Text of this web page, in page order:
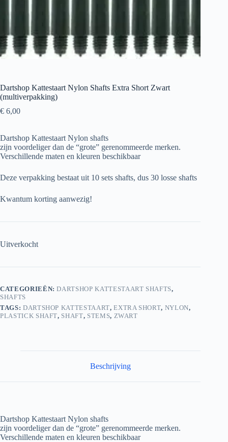
Dartshop Kattestaart Nylon Shafts Extra Short Zwart
(multiverpakking)
€ 6,00
Dartshop Kattestaart Nylon shafts
zijn voordeliger dan de “grote” gerenommeerde merken.
Verschillende maten en kleuren beschikbaar
Deze verpakking bestaat uit 10 sets shafts, dus 30 losse shafts
Kwantum korting aanwezig!
Uitverkocht
CATEGORIEËN:DARTSHOP KATTESTAART SHAFTS,
SHAFTS
TAGS: DARTSHOP KATTESTAART,EXTRA SHORT, NYLON,
PLASTICK SHAFT, SHAFT, STEMS, ZWART
Beschrijving
Dartshop Kattestaart Nylon shafts
zijn voordeliger dan de “grote” gerenommeerde merken.
Verschillende maten en kleuren beschikbaar